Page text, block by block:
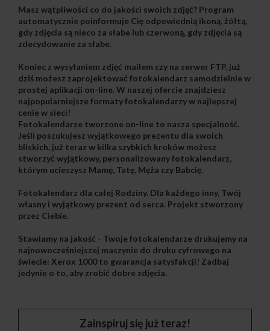
Masz wątpliwości co do jakości swoich zdjęć? Program
automatycznie poinformuje Cię odpowiednią ikoną, żółtą,
gdy zdjęcia są nieco za słabe lub czerwoną, gdy zdjęcia są
zdecydowanie za słabe.
Koniec z wysyłaniem zdjęć mailem czy na serwer FTP, już
dziś możesz zaprojektować fotokalendarz samodzielnie w
prostej aplikacji on-line. W naszej ofercie znajdziesz
najpopularniejsze formaty fotokalendarzy w najlepszej
cenie w sieci!
Fotokalendarze tworzone on-line to nasza specjalność.
Jeśli poszukujesz wyjątkowego prezentu dla swoich
bliskich, już teraz w kilka szybkich kroków możesz
stworzyć wyjątkowy, personalizowany fotokalendarz,
którym ucieszysz Mamę, Tatę, Męża czy Babcię.
Fotokalendarz dla całej Rodziny. Dla każdego inny, Twój
własny i wyjątkowy prezent od serca. Projekt stworzony
przez Ciebie.
Stawiamy na jakość - Twoje fotokalendarze drukujemy na
najnowocześniejszej maszynie do druku cyfrowego na
świecie: Xerox 1000 to gwarancja satysfakcji! Zadbaj
jedynie o to, aby zrobić dobre zdjęcia.
Zainspiruj się już teraz!